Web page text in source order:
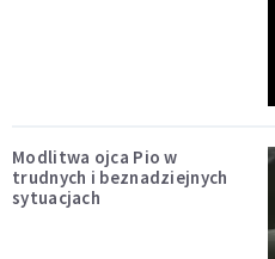
Modlitwa ojca Pio w
trudnych i beznadziejnych
sytuacjach